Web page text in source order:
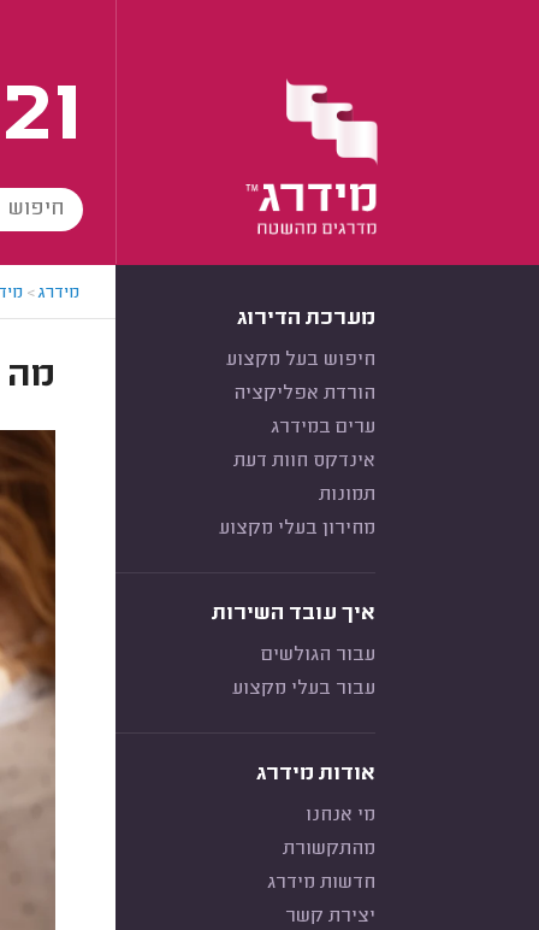
מערכת הדירוג
חיפוש בעל מקצוע
הורדת אפליקציה
ערים במידרג
אינדקס חוות דעת
תמונות
מחירון בעלי מקצוע
איך עובד השירות
עבור הגולשים
עבור בעלי מקצוע
אודות מידרג
מי אנחנו
מהתקשורת
חדשות מידרג
יצירת קשר
מידרג>
מה